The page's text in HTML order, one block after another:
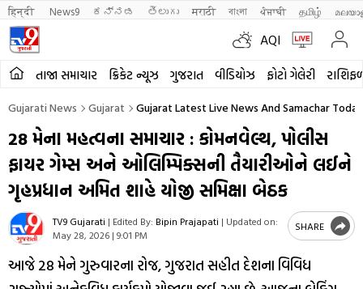
हिन्दी News9 ಕನ್ನಡ తెలుగు मराठी বাংলা ਪੰਜਾਬੀ தமிழ்
AQI
તાજા સમાચાર ક્રિકેટ ન્યૂઝ ગુજરાત વીડિયોઝ ફોટો ગેલેરી
Gujarati News Gujarat Gujarat Latest Live News And Samachar
28 મેના મહત્વના સમાચાર : કોમનવેલ્થ, પોલીસ
ફાયર ગેમ્સ અને ઓલિમ્પિક્સની તૈયારીઓને લઈને
ગૃહપ્રધાન અમિત શાહે યોજી સમિક્ષા બેઠક
TV9 Gujarati | Edited By: Bipin Prajapati | Updated on:
May 28, 2026 | 9:01 PM
SHARE
આજે 28 મેને ગુરુવારના રોજ, ગુજરાત સહીત દેશના વિવિધ